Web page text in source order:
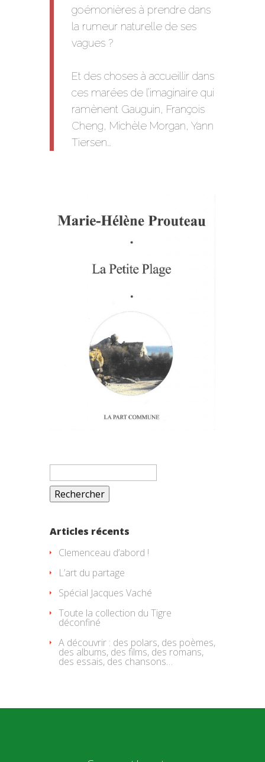
goémonières à prendre dans
la rumeur naturelle de ses
vagues ?
Et des choses à accueillir dans
ces marées de l’imaginaire qui
ramènent Gauguin, François
Cheng, Michèle Morgan, Yann
Tiersen…
Rechercher :
Articles récents
Clemenceau d’abord !
L’art du partage
Spécial Jacques Vaché
Toute la collection du Tigre
déconfiné
A découvrir : des polars, des poèmes,
des albums, des films, des romans,
des essais, des chansons…